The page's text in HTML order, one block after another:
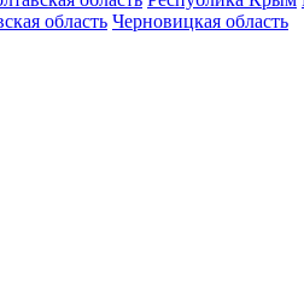
область Черновицкая область